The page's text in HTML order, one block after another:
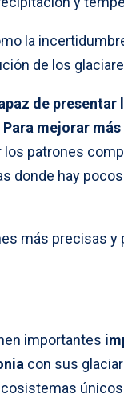
la
de los
de presentar
mejorar
los patrones
donde hay
más precisas y
importantes
con sus